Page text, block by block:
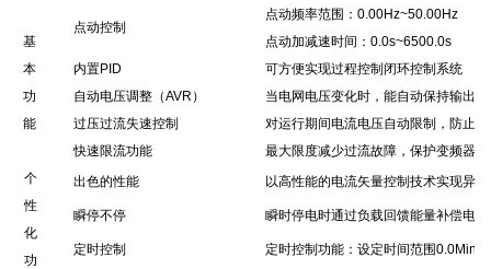
基
本
功
能
点动控制
点动频率范围： 0.00Hz~50.00Hz
点动加减速时间： 0.0s~6500.0s
内置PID
可方便实现过程控制闭环控制系统
自动电压调整（AVR ）
当电网电压变化时，能自动保持输出
过压过流失速控制
对运行期间电流电压自动限制，防止
快速限流功能
最大限度减少过流故障，保护变频器
个
性
化
功
出色的性能 以高性能的电流矢量控制技术实现异
瞬停不停 瞬时停电时通过负载回馈能量补偿电
定时控制 定时控制功能：设定时间范围